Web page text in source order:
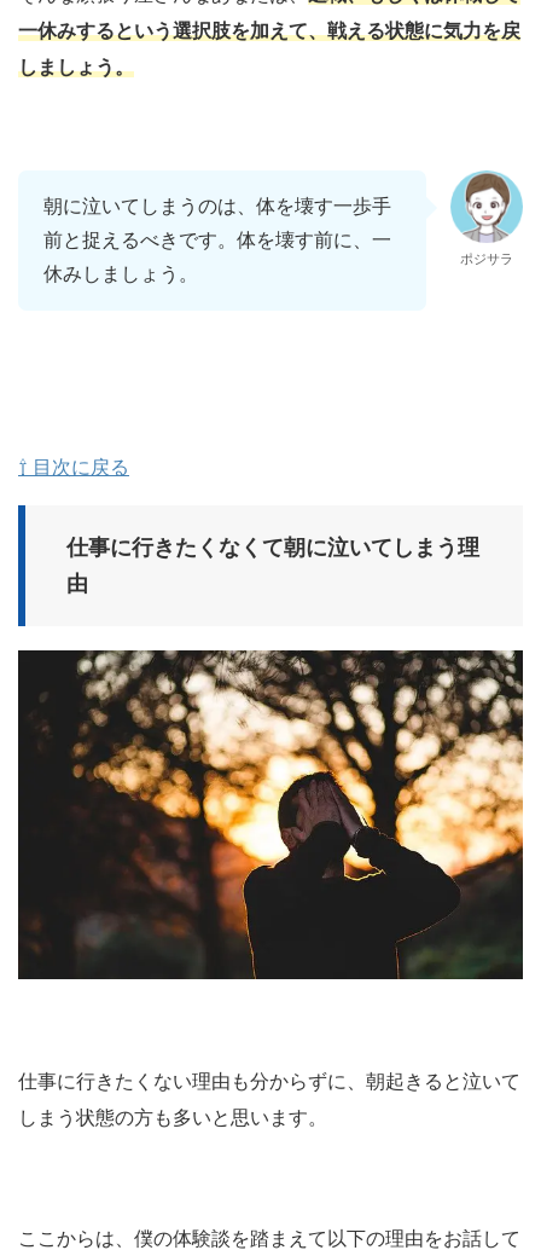
一休みするという選択肢を加えて、戦える状態に気力を戻
しましょう。
朝に泣いてしまうのは、体を壊す一歩手
前と捉えるべきです。体を壊す前に、一
休みしましょう。
ポジサラ
⇧ 目次に戻る
仕事に行きたくなくて朝に泣いてしまう理
由
仕事に行きたくない理由も分からずに、朝起きると泣いて
しまう状態の方も多いと思います。
ここからは、僕の体験談を踏まえて以下の理由をお話して